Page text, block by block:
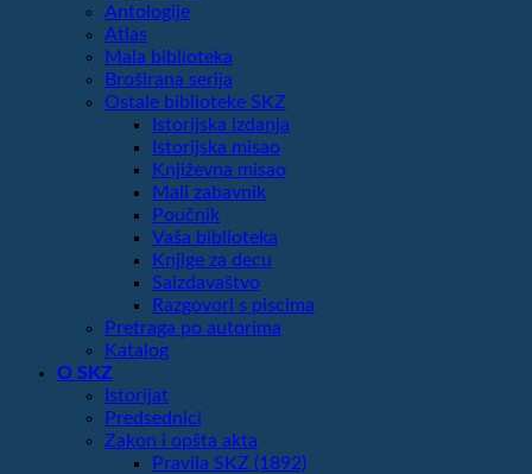
Antologije
Atlas
Mala biblioteka
Broširana serija
Ostale biblioteke SKZ
Istorijska izdanja
Istorijska misao
Književna misao
Mali zabavnik
Poučnik
Vaša biblioteka
Knjige za decu
Saizdavaštvo
Razgovori s piscima
Pretraga po autorima
Katalog
O SKZ
Istorijat
Predsednici
Zakon i opšta akta
Pravila SKZ (1892)